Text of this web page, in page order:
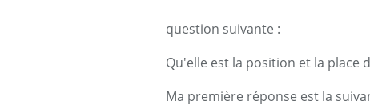
question suivante :
Qu'elle est la position et la place
Ma première réponse est la